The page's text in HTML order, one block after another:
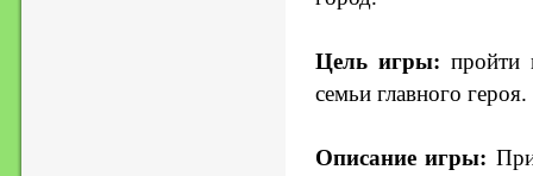
Цель игры: пройти
семьи главного героя.
Описание игры: